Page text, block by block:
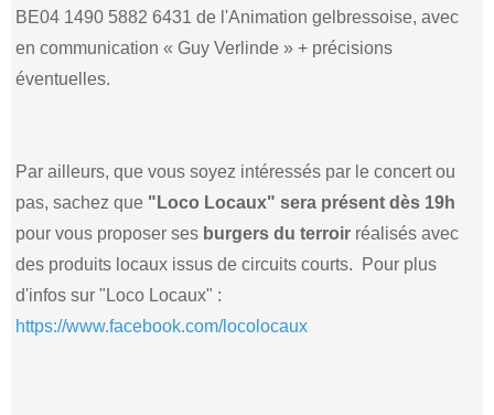
BE04 1490 5882 6431 de l'Animation gelbressoise, avec
en communication « Guy Verlinde » + précisions
éventuelles.
Par ailleurs, que vous soyez intéressés par le concert ou
pas, sachez que "Loco Locaux" sera présent dès 19h
pour vous proposer ses burgers du terroir réalisés avec
des produits locaux issus de circuits courts. Pour plus
d'infos sur "Loco Locaux" :
https://www.facebook.com/locolocaux